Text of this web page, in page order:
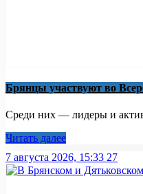
Брянцы участвуют во
Среди них — лидеры и
Читать далее
7 августа 2026, 15:33 27